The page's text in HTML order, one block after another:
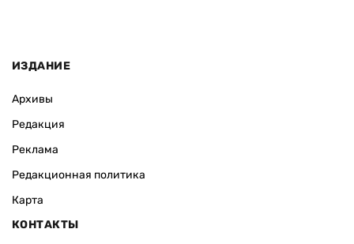
ИЗДАНИЕ
Архивы
Редакция
Реклама
Редакционная политика
Карта
КОНТАКТЫ